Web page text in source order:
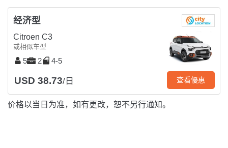
经济型
Citroen C3
或相似车型
5 2 4-5
USD 38.73/日 查看優惠
价格以当日为准，如有更改，恕不另行通知。